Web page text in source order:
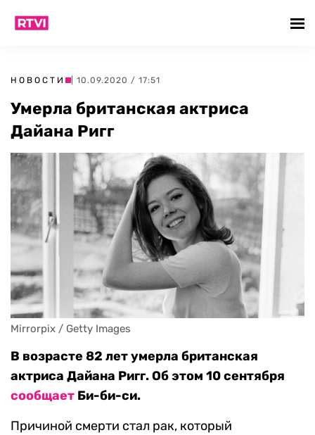
НОВОСТИ | 10.09.2020 / 17:51
Умерла британская актриса
Дайана Ригг
Mirrorpix / Getty Images
В возрасте 82 лет умерла британская
актриса Дайана Ригг. Об этом 10 сентября
сообщает Би-би-си.
Причиной смерти стал рак, который